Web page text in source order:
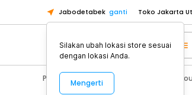
Jabodetabek ganti Toko Jakarta
Toko
Toko Cikupa
Pick n Go
Pick n Go Bekasi
Photography Action Camera
Silakan ubah lokasi store sesuai
dengan lokasi Anda.
Mengerti